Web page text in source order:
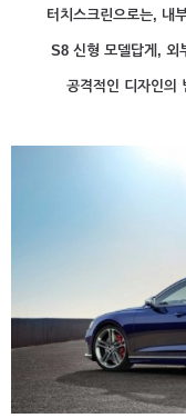
터치스크린으로는, 내
S8 신형 모델답게, 외
공격적인 디자인의